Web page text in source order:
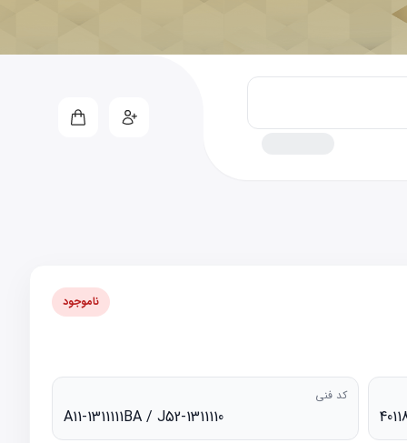
ناموجود
کد فنی
A11-1311111BA / J52-1311110